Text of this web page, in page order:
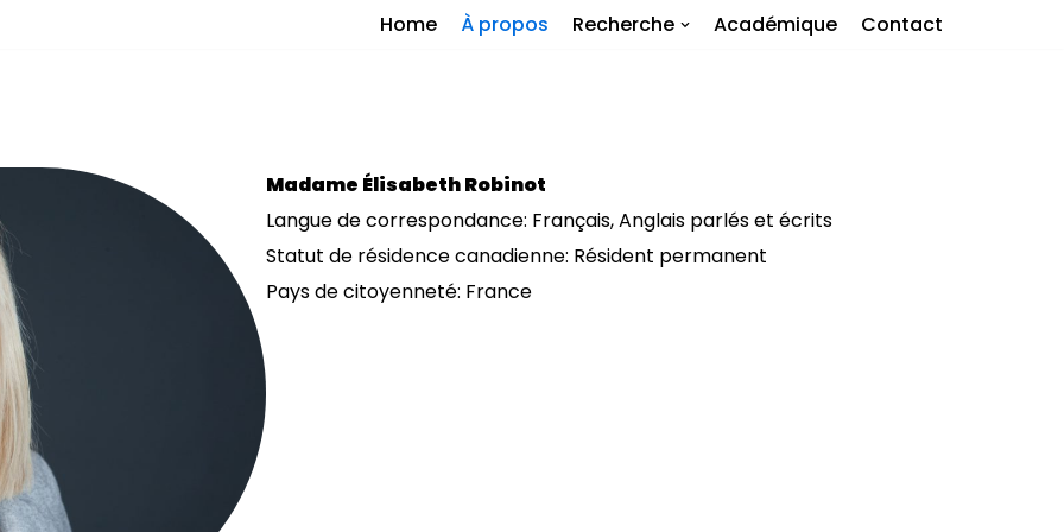
Home À propos Recherche Académique Contact
Madame Élisabeth Robinot
Langue de correspondance: Français, Anglais parlés et écrits
Statut de résidence canadienne: Résident permanent
Pays de citoyenneté: France